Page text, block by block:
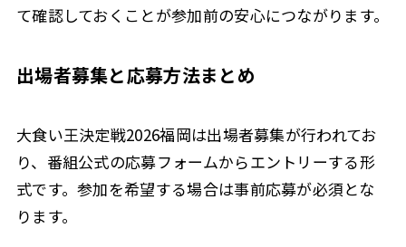
て確認しておくことが参加前の安心につながります。
出場者募集と応募方法まとめ
大食い王決定戦2026福岡は出場者募集が行われてお
り、番組公式の応募フォームからエントリーする形
式です。参加を希望する場合は事前応募が必須とな
ります。